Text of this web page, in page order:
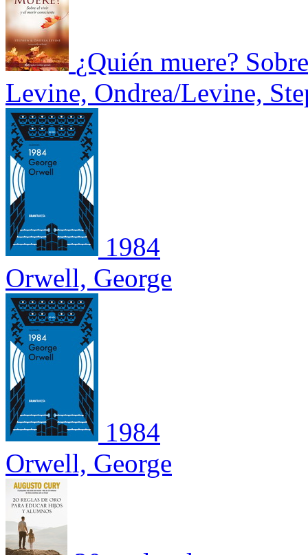
¿Quién muere?
Levine, Ondrea/Levine,
1984
Orwell, George
1984
Orwell, George